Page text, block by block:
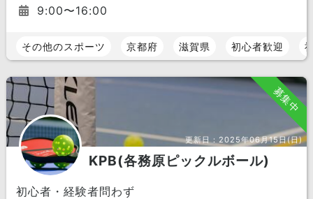
9:00〜16:00
その他のスポーツ 京都府 滋賀県 初心者歓迎
募集中
更新日：2025年06月15日(日)
KPB(各務原ピックルボール)
初心者・経験者問わず